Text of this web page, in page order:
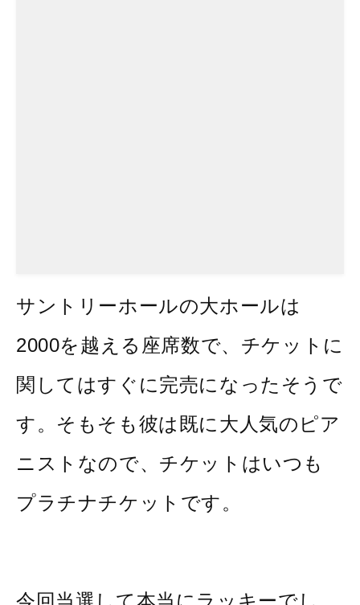
サントリーホールの大ホールは
2000を越える座席数で、チケットに
関してはすぐに完売になったそうで
す。そもそも彼は既に大人気のピア
ニストなので、チケットはいつも
プラチナチケットです。
今回当選して本当にラッキーでし